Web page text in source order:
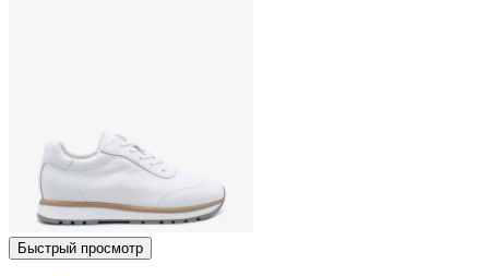
Быстрый просмотр